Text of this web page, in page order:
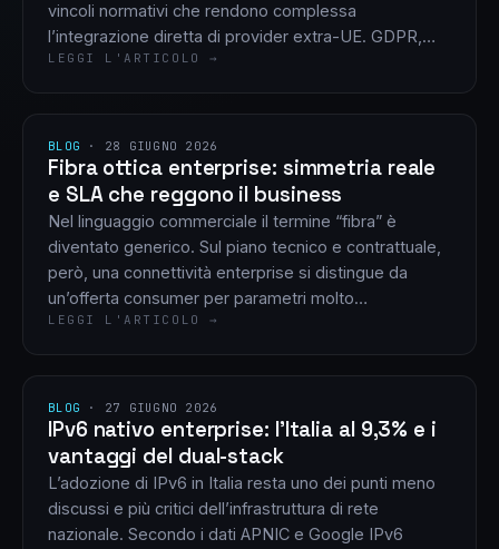
vincoli normativi che rendono complessa
l’integrazione diretta di provider extra-UE. GDPR,…
LEGGI L'ARTICOLO →
BLOG · 28 GIUGNO 2026
Fibra ottica enterprise: simmetria reale
e SLA che reggono il business
Nel linguaggio commerciale il termine “fibra” è
diventato generico. Sul piano tecnico e contrattuale,
però, una connettività enterprise si distingue da
un’offerta consumer per parametri molto…
LEGGI L'ARTICOLO →
BLOG · 27 GIUGNO 2026
IPv6 nativo enterprise: l’Italia al 9,3% e i
vantaggi del dual-stack
L’adozione di IPv6 in Italia resta uno dei punti meno
discussi e più critici dell’infrastruttura di rete
nazionale. Secondo i dati APNIC e Google IPv6